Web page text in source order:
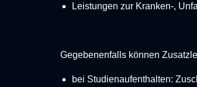
Leistungen zur Kranken-,
Gegebenenfalls können
bei Studienaufenthalten: